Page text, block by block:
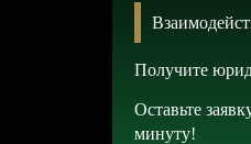
Получите
Оставьте
минуту!